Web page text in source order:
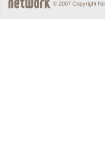
© 2007 Copyright